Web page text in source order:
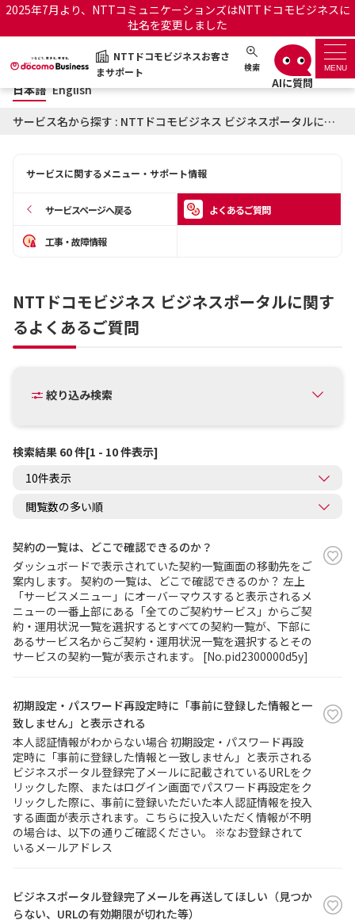
2025年7月より、NTTコミュニケーションズはNTTドコモビジネスに
社名を変更しました
NTTドコモビジネスお客さ
まサポート
検索 MENU
NTTドコモビジネスお客さまサポート 日本語 English
サポートトップ
お知らせ
オフィシャルサイト
日本語 English
サービス名から探す : NTTドコモビジネス ビジネスポータルに関するよくあるご質問
サービスに関するメニュー・サポート情報
サービスページへ戻る よくあるご質問
工事・故障情報
NTTドコモビジネス ビジネスポータルに関す
るよくあるご質問
絞り込み検索
検索結果 60 件[1 - 10 件表示]
契約の一覧は、どこで確認できるのか？
ダッシュボードで表示されていた契約一覧画面の移動先をご
案内します。 契約の一覧は、どこで確認できるのか？ 左上
「サービスメニュー」にオーバーマウスすると表示されるメ
ニューの一番上部にある「全てのご契約サービス」からご契
約・運用状況一覧を選択するとすべての契約一覧が、下部に
あるサービス名からご契約・運用状況一覧を選択するとその
サービスの契約一覧が表示されます。 [No.pid2300000d5y]
初期設定・パスワード再設定時に「事前に登録した情報と一
致しません」と表示される
本人認証情報がわからない場合 初期設定・パスワード再設
定時に「事前に登録した情報と一致しません」と表示される
ビジネスポータル登録完了メールに記載されているURLをク
リックした際、またはログイン画面でパスワード再設定をク
リックした際に、事前に登録いただいた本人認証情報を投入
する画面が表示されます。こちらに投入いただく情報が不明
の場合は、以下の通りご確認ください。 ※なお登録されて
いるメールアドレス
ビジネスポータル登録完了メールを再送してほしい（見つか
らない、URLの有効期限が切れた等）